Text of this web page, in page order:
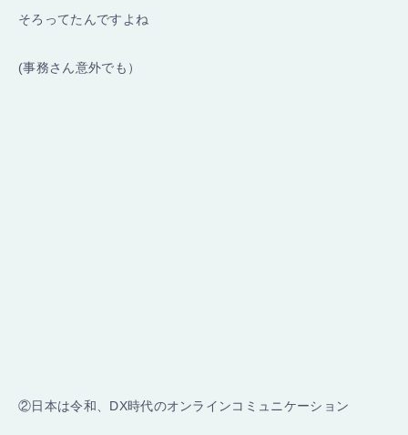
そろってたんですよね
(事務さん意外でも）
②日本は令和、DX時代のオンラインコミュニケーション